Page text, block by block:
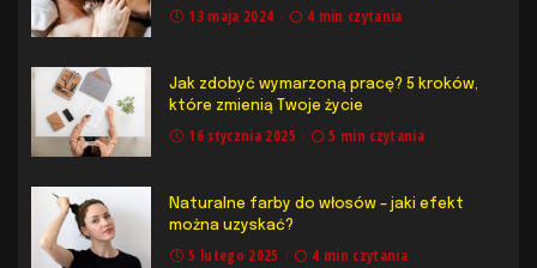
13 maja 2024 4 min czytania
Jak zdobyć wymarzoną pracę? 5 kroków,
które zmienią Twoje życie
16 stycznia 2025 5 min czytania
Naturalne farby do włosów – jaki efekt
można uzyskać?
5 lutego 2025 4 min czytania